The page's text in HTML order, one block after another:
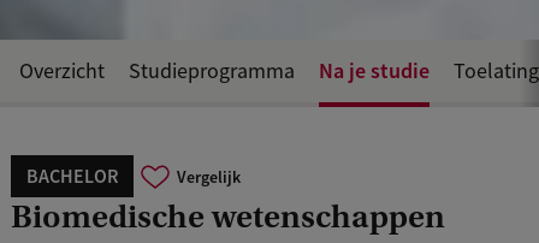
BACHELOR Vergelijk
Biomedische wetenschappen
Overzicht Studieprogramma Na je studie